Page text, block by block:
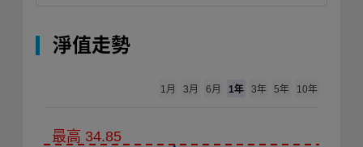
淨值走勢
最高 34.85
1月 3月 6月 1年 3年 5年 10年